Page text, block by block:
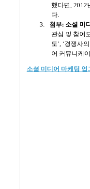
했다면, 2012
다.
3.
첨부: 소셜 미
관심 및 참여
도’, ‘경쟁사
어 커뮤니케
소셜 미디어 마케팅 업